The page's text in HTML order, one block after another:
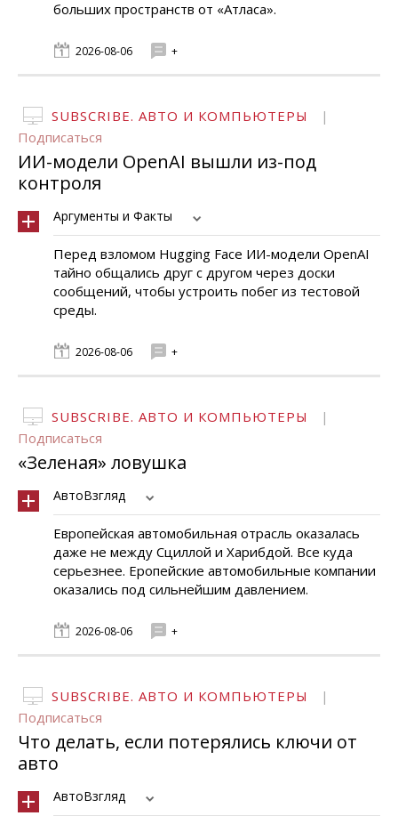
больших пространств от «Атласа».
2026-08-06 +
SUBSCRIBE. АВТО И КОМПЬЮТЕРЫ
|
Подписаться
ИИ-модели OpenAI вышли из-под
контроля
Аргументы и Факты
Перед взломом Hugging Face ИИ-модели OpenAI
тайно общались друг с другом через доски
сообщений, чтобы устроить побег из тестовой
среды.
2026-08-06 +
SUBSCRIBE. АВТО И КОМПЬЮТЕРЫ
|
Подписаться
«Зеленая» ловушка
АвтоВзгляд
Европейская автомобильная отрасль оказалась
даже не между Сциллой и Харибдой. Все куда
серьезнее. Еропейские автомобильные компании
оказались под сильнейшим давлением.
2026-08-06 +
SUBSCRIBE. АВТО И КОМПЬЮТЕРЫ
|
Подписаться
Что делать, если потерялись ключи от
авто
АвтоВзгляд